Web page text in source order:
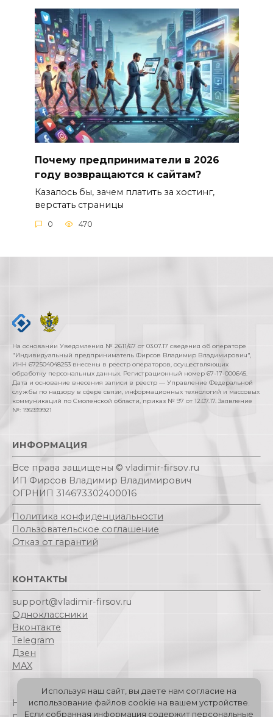
Почему предприниматели в 2026
году возвращаются к сайтам?
Казалось бы, зачем платить за хостинг,
верстать страницы
0 470
На основании Уведомления № 2611/67 от 03.07.17 сведения об операторе
"Индивидуальный предприниматель Фирсов Владимир Владимирович",
ИНН 672504048253 внесены в реестр операторов, осуществляющих
обработку персональных данных. Регистрационный номер 67-17-000645.
Дата и основание внесения записи в реестр — Управление Федеральной
службы по надзору в сфере связи, информационных технологий и массовых
коммуникаций по Смоленской области, приказ № 97 от 12.07.17. Заявление
№: 195939921
ИНФОРМАЦИЯ
Все права защищены © vladimir-firsov.ru
ИП Фирсов Владимир Владимирович
ОГРНИП 314673302400016
Политика конфиденциальности
Пользовательское соглашение
Отказ от гарантий
КОНТАКТЫ
support@vladimir-firsov.ru
Одноклассники
Вконтакте
Telegram
Дзен
MAX
На сайте используется куки-файлы для наилучшего
Используя наш сайт, вы даете нам согласие на
использование файлов cookie на вашем устройстве.
Если собранная информация содержит персональные